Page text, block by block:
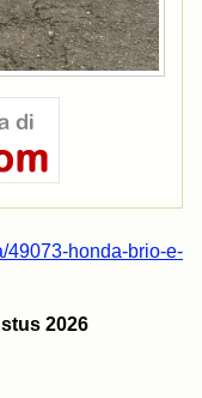
49073-honda-brio-e-
2026